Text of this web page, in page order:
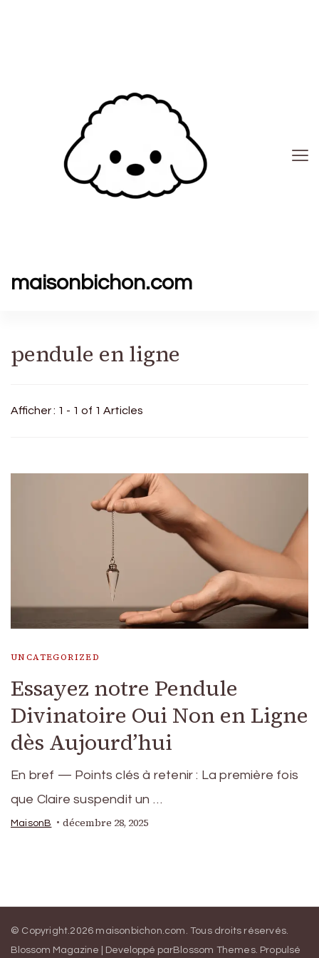
maisonbichon.com
pendule en ligne
Afficher : 1 - 1 of 1 Articles
UNCATEGORIZED
Essayez notre Pendule
Divinatoire Oui Non en Ligne
dès Aujourd’hui
En bref — Points clés à retenir : La première fois
que Claire suspendit un …
MaisonB décembre 28, 2025
© Copyright.2026 maisonbichon.com . Tous droits réservés.
Blossom Magazine | Developpé parBlossom Themes. Propulsé